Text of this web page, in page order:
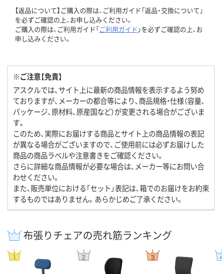
【返品について】ご購入の際は、ご利用ガイド「返品・交換について」
を必ずご確認の上、お申し込みください。
ご購入の際は、ご利用ガイド「ご利用ガイド 」を必ずご確認の上、お
申し込みください。
※ご注意【免責】
アスクルでは、サイト上に最新の商品情報を表示するよう努め
ておりますが、メーカーの都合等により、商品規格・仕様（容量、
パッケージ、原材料、原産国など）が変更される場合がございま
す。
このため、実際にお届けする商品とサイト上の商品情報の表記
が異なる場合がございますので、ご使用前には必ずお届けした
商品の商品ラベルや注意書きをご確認ください。
さらに詳細な商品情報が必要な場合は、メーカー等にお問い合
わせください。
また、販売単位における「セット」表記は、箱でのお届けをお約束
するものではありません。あらかじめご了承ください。
布張りチェアの売れ筋ランキング